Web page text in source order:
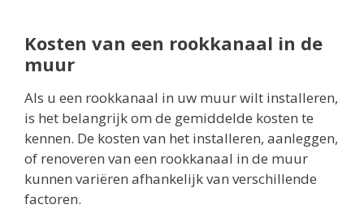
Kosten van een rookkanaal in de
muur
Als u een rookkanaal in uw muur wilt installeren,
is het belangrijk om de gemiddelde kosten te
kennen. De kosten van het installeren, aanleggen,
of renoveren van een rookkanaal in de muur
kunnen variëren afhankelijk van verschillende
factoren.